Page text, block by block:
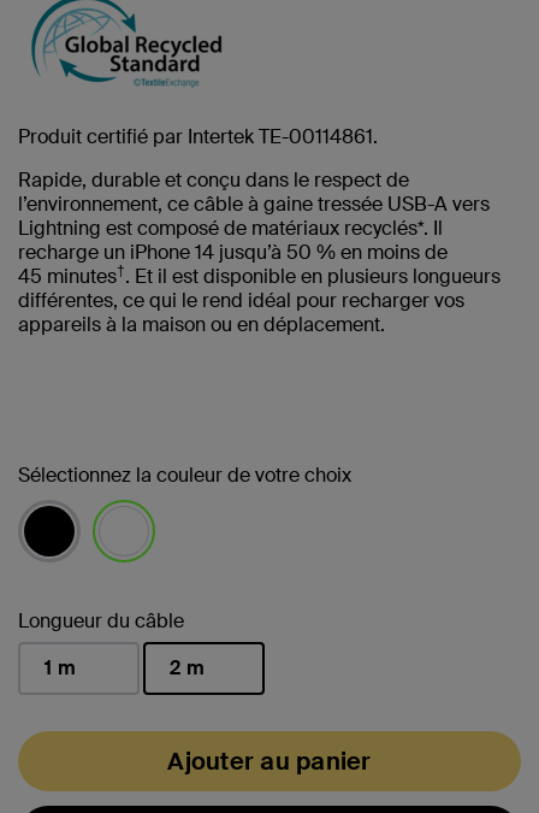
Produit certifié par Intertek TE-00114861.
Rapide, durable et conçu dans le respect de
l’environnement, ce câble à gaine tressée USB-A vers
Lightning est composé de matériaux recyclés*. Il
recharge un iPhone 14 jusqu’à 50 % en moins de
45 minutes†. Et il est disponible en plusieurs longueurs
différentes, ce qui le rend idéal pour recharger vos
appareils à la maison ou en déplacement.
Sélectionnez la couleur de votre choix
Longueur du câble
1 m
2 m
Ajouter au panier